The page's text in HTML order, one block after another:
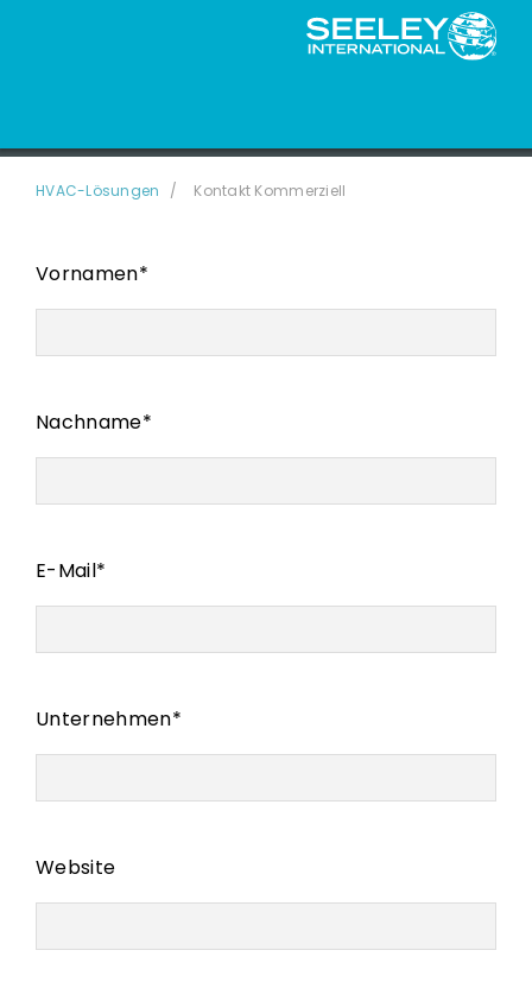
HVAC-Lösungen Kontakt Kommerziell
Vornamen*
Nachname*
E-Mail*
Unternehmen*
Website